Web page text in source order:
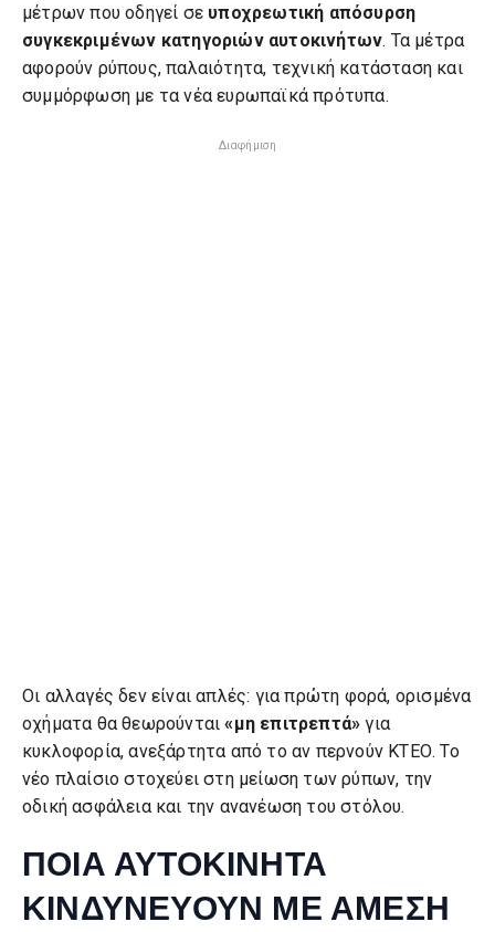
μέτρων που οδηγεί σε υποχρεωτική απόσυρση
συγκεκριμένων κατηγοριών αυτοκινήτων. Τα μέτρα
αφορούν ρύπους, παλαιότητα, τεχνική κατάσταση και
συμμόρφωση με τα νέα ευρωπαϊκά πρότυπα.
Διαφήμιση
Οι αλλαγές δεν είναι απλές: για πρώτη φορά, ορισμένα
οχήματα θα θεωρούνται«μη επιτρεπτά» για
κυκλοφορία, ανεξάρτητα από το αν περνούν ΚΤΕΟ. Το
νέο πλαίσιο στοχεύει στη μείωση των ρύπων, την
οδική ασφάλεια και την ανανέωση του στόλου.
ΠΟΙΑ ΑΥΤΟΚΙΝΗΤΑ
ΚΙΝΔΥΝΕΥΟΥΝ ΜΕ ΑΜΕΣΗ